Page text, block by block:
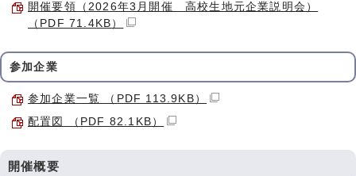
開催要領（2026年3月開催 高校生地元企業説明会）
（PDF 71.4KB）
参加企業
参加企業一覧 （PDF 113.9KB）
配置図 （PDF 82.1KB）
開催概要